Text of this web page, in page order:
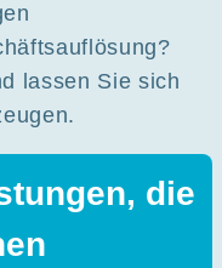
lassen Sie sich
die